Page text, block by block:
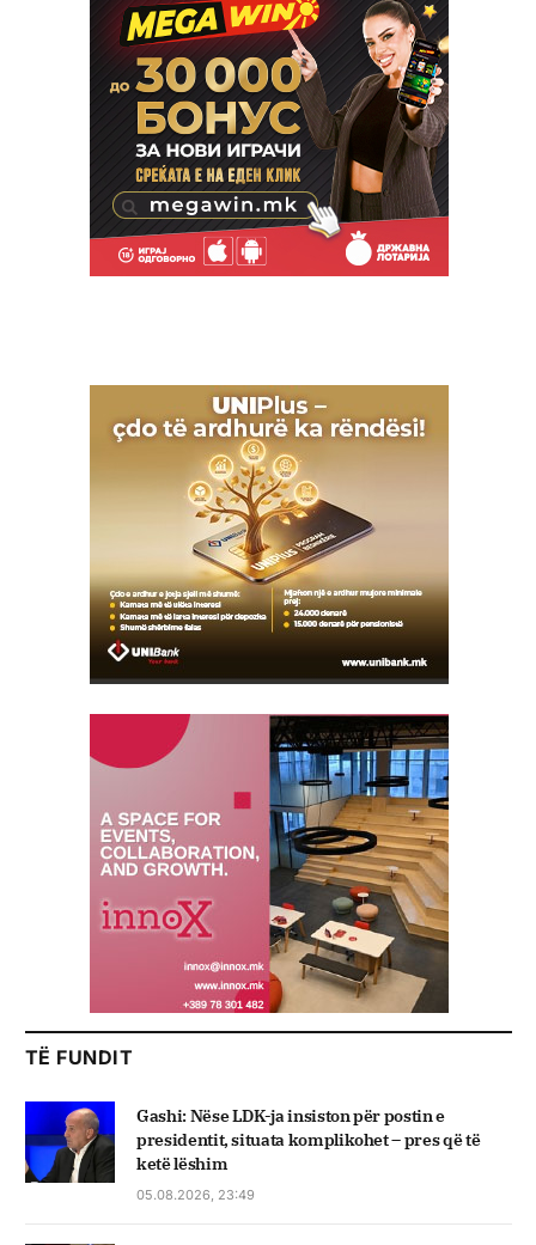
TË FUNDIT
Gashi: Nëse LDK-ja insiston për postin e
presidentit, situata komplikohet – pres që të
ketë lëshim
05.08.2026, 23:49